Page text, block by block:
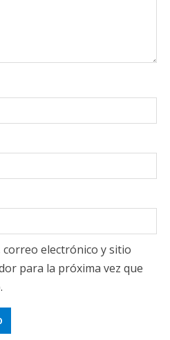
electrónico y sitio
para la próxima vez que